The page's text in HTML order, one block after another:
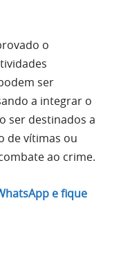
o
ser
a integrar o
ser destinados a
de vítimas ou
ao crime.
e fique